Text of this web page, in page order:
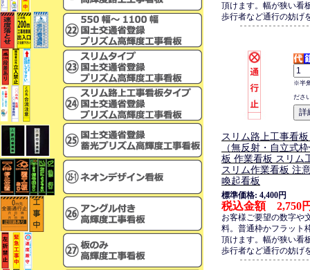
頂けます。幅が狭い看
歩行者など通行の妨げ
※半
ださ
スリム路上工事看
（無反射・自立式
板 作業看板 スリ
スリム作業看板 注
喚起看板
標準価格: 4,400円
税込金額 2,750
お客様ご要望の数字や
料。普通枠かフラット
頂けます。幅が狭い看
歩行者など通行の妨げ